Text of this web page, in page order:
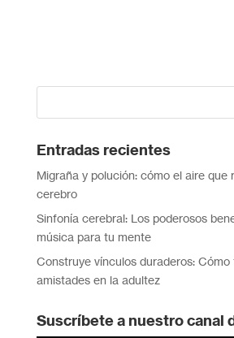
Entradas recientes
Migraña y polución: cómo el aire que
cerebro
Sinfonía cerebral: Los poderosos
música para tu mente
Construye vínculos duraderos:
amistades en la adultez
Suscríbete a nuestro canal